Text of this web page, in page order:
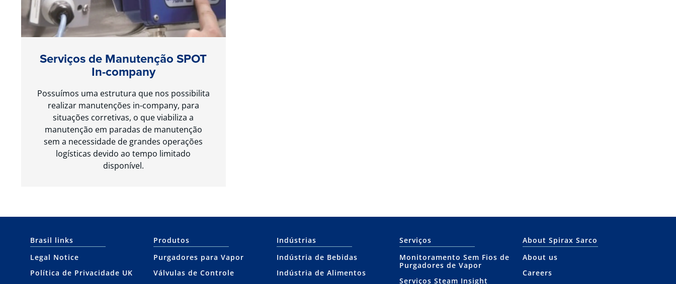
Serviços de Manutenção SPOT
In-company
Possuímos uma estrutura que nos possibilita
realizar manutenções in-company, para
situações corretivas, o que viabiliza a
manutenção em paradas de manutenção
sem a necessidade de grandes operações
logísticas devido ao tempo limitado
disponível.
Brasil links
Legal Notice
Política de Privacidade UK
Produtos
Purgadores para Vapor
Válvulas de Controle
Indústrias
Indústria de Bebidas
Indústria de Alimentos
Serviços
Monitoramento Sem Fios de
Purgadores de Vapor
Serviços Steam Insight
About Spirax Sarco
About us
Careers